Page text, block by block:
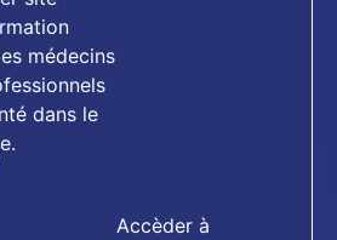
médecins
dans le
Accèder à